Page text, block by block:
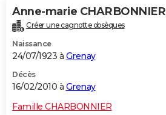
Anne-marie CHARBONNIER
Créer une cagnotte obsèques
Naissance
24/07/1923 à Grenay
Décès
16/02/2010 à Grenay
Famille CHARBONNIER